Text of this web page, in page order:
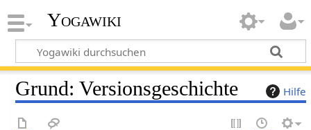
Yogawiki
Hilfe
Grund: Versionsgeschichte